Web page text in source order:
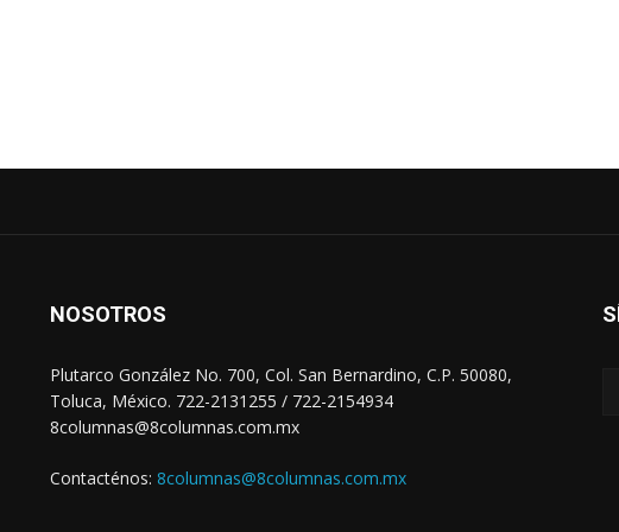
NOSOTROS
Plutarco González No. 700, Col. San Bernardino, C.P. 50080,
Toluca, México. 722-2131255 / 722-2154934
8columnas@8columnas.com.mx
Contacténos: 8columnas@8columnas.com.mx